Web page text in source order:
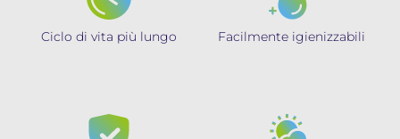
Ciclo di vita più lungo Facilmente igienizzabili